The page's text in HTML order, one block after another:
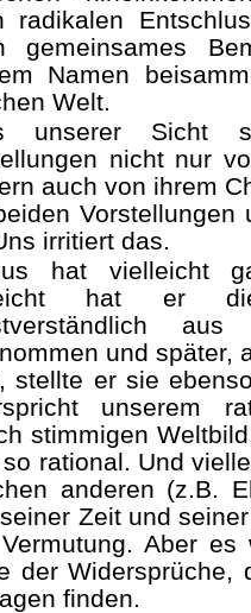
radikalen
gemeinsames
Namen
Welt.
unserer Sicht
nicht nur
auch von ihrem
irritiert das.
hat vielleicht
hat er die
und später,
stellte er sie
unserem
stimmigen
rational. Und
anderen (z.B.
Zeit und
Aber
der Widersprüche,
finden.